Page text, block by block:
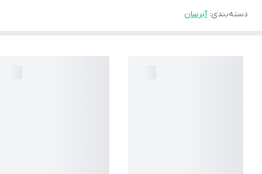
دسته‌بندی:آبرسان